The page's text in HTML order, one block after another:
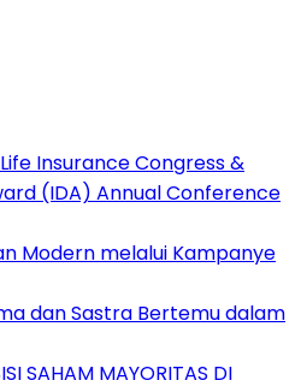
Insurance Congress &
(IDA) Annual Conference
Modern melalui Kampanye
dan Sastra Bertemu dalam
SAHAM MAYORITAS DI